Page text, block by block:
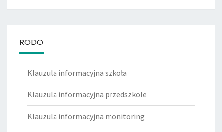
RODO
Klauzula informacyjna szkoła
Klauzula informacyjna przedszkole
Klauzula informacyjna monitoring